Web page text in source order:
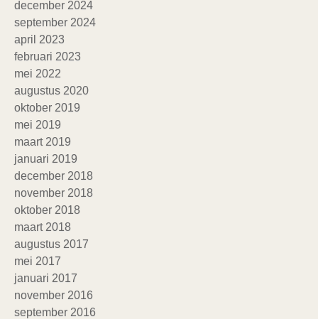
december 2024
september 2024
april 2023
februari 2023
mei 2022
augustus 2020
oktober 2019
mei 2019
maart 2019
januari 2019
december 2018
november 2018
oktober 2018
maart 2018
augustus 2017
mei 2017
januari 2017
november 2016
september 2016